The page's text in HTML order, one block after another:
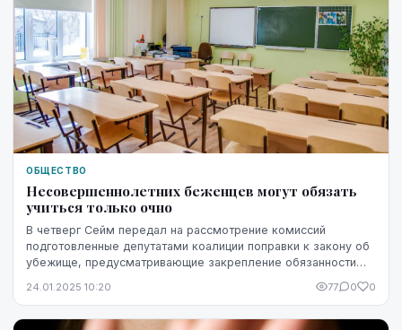
ОБЩЕСТВО
Несовершеннолетних беженцев могут обязать
учиться только очно
В четверг Сейм передал на рассмотрение комиссий
подготовленные депутатами коалиции поправки к закону об
убежище, предусматривающие закрепление обязанности
24.01.2025 10:20 77 0 0